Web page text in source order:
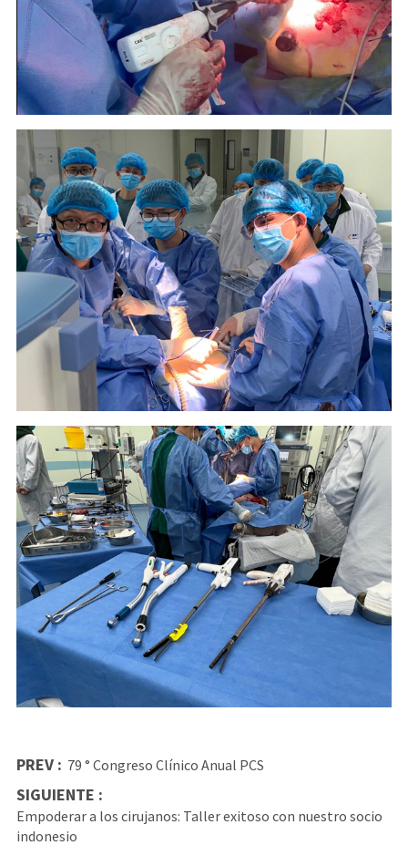
PREV : 79 ° Congreso Clínico Anual PCS
SIGUIENTE :
Empoderar a los cirujanos: Taller exitoso con nuestro socio
indonesio